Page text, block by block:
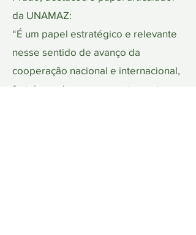
da UNAMAZ:
“É um papel estratégico e relevante
nesse sentido de avanço da
cooperação nacional e internacional,
fortalecendo, consequentemente, as